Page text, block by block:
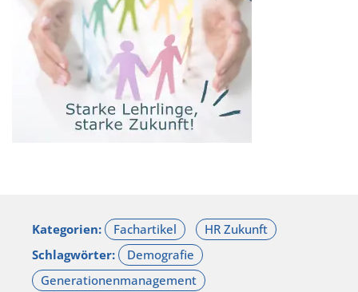
Kategorien:
Schlagwörter: